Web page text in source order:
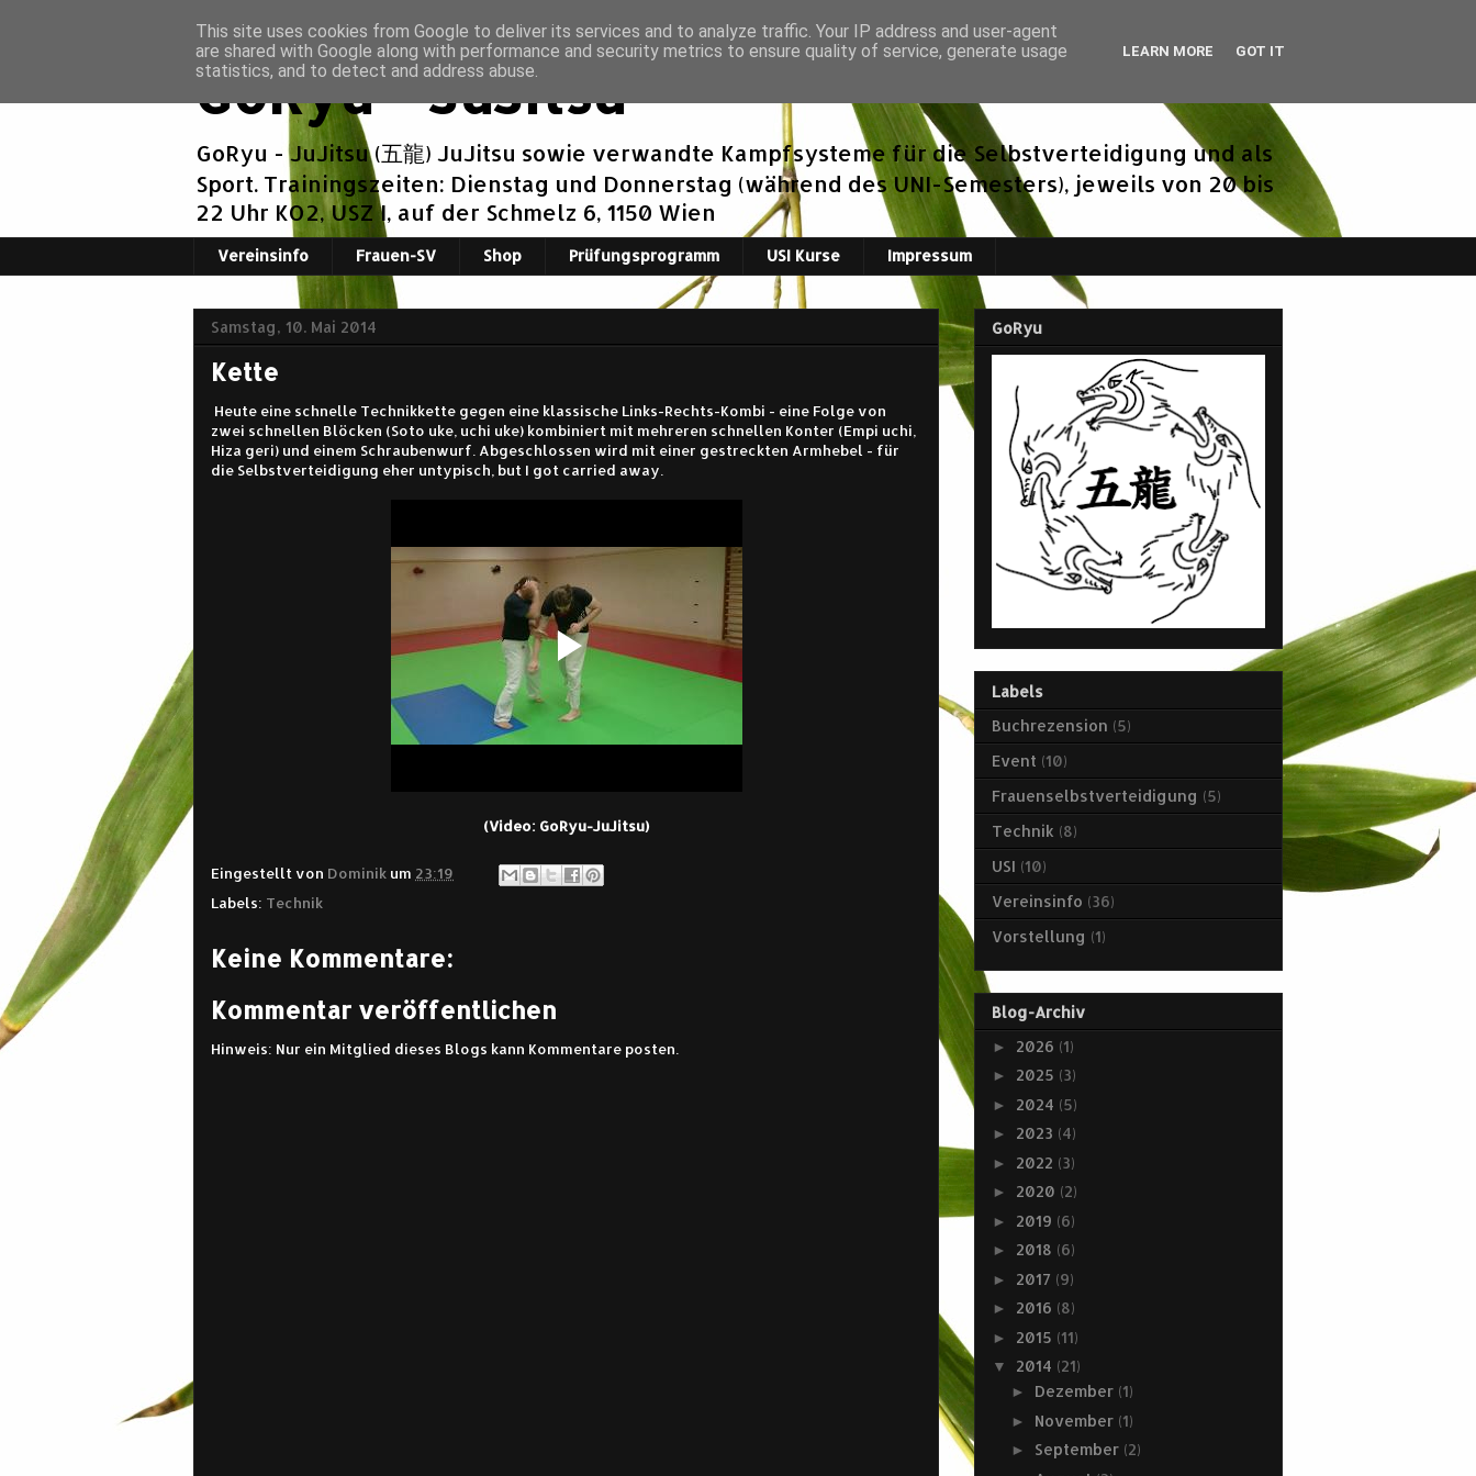
GoRyu - JuJitsu
GoRyu - JuJitsu (五龍) JuJitsu sowie verwandte Kampfsysteme für die Selbstverteidigung und als
Sport. Trainingszeiten: Dienstag und Donnerstag (während des UNI-Semesters), jeweils von 20 bis
22 Uhr KO2, USZ I, auf der Schmelz 6, 1150 Wien
Vereinsinfo Frauen-SV Shop Prüfungsprogramm USI Kurse Impressum
Samstag, 10. Mai 2014
Kette
Heute eine schnelle Technikkette gegen eine klassische Links-Rechts-Kombi - eine Folge von
zwei schnellen Blöcken (Soto uke, uchi uke) kombiniert mit mehreren schnellen Konter (Empi uchi,
Hiza geri) und einem Schraubenwurf. Abgeschlossen wird mit einer gestreckten Armhebel - für
die Selbstverteidigung eher untypisch, but I got carried away.
(Video: GoRyu-JuJitsu)
Eingestellt von Dominik um 23:19
Labels: Technik
Keine Kommentare:
Kommentar veröffentlichen
Hinweis: Nur ein Mitglied dieses Blogs kann Kommentare posten.
GoRyu
Labels
Buchrezension (5)
Event (10)
Frauenselbstverteidigung (5)
Technik (8)
USI (10)
Vereinsinfo (36)
Vorstellung (1)
Blog-Archiv
► 2026 (1)
► 2025 (3)
► 2024 (5)
► 2023 (4)
► 2022 (3)
► 2020 (2)
► 2019 (6)
► 2018 (6)
► 2017 (9)
► 2016 (8)
► 2015 (11)
▼ 2014 (21)
► Dezember (1)
► November (1)
► September (2)
This site uses cookies from Google to deliver its services and to analyze traffic. Your IP address and user-agent
are shared with Google along with performance and security metrics to ensure quality of service, generate usage
statistics, and to detect and address abuse.
LEARN MORE GOT IT